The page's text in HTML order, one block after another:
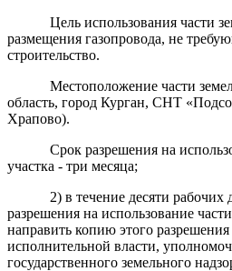
Цель использования части
размещения газопровода, не
строительство.
Местоположение части
область, город Курган, СНТ
Храпово).
Срок разрешения на
участка - три месяца;
2) в течение десяти рабочих
разрешения на использование
направить копию этого
исполнительной власти,
государственного земельного